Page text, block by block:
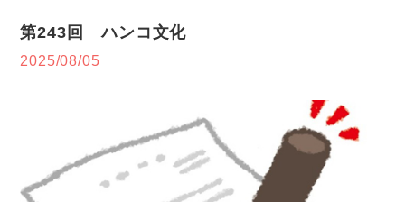
第243回 ハンコ文化
2025/08/05